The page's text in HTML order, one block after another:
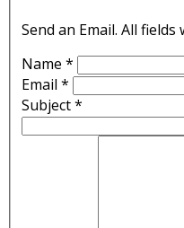
Send an Email. All
Name *
Email *
Subject*